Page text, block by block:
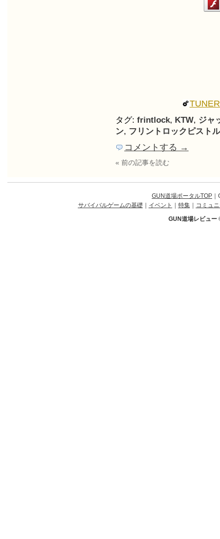
タグ: frintlock, KTW, ジャ
ン, フリントロックピストル
コメントする →
« 前の記事を読む
GUN道場ポータルTOP
サバイバルゲームの基礎
イベント 特集｜
コミュ
GUN道場レビュー